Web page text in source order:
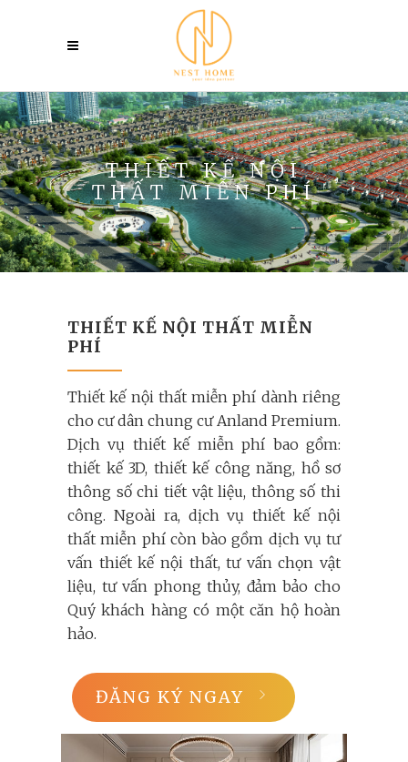
THIẾT KẾ NỘI
THẤT MIỄN PHÍ
THIẾT KẾ NỘI THẤT MIỄN
PHÍ
Thiết kế nội thất miễn phí dành riêng
cho cư dân chung cư Anland Premium.
Dịch vụ thiết kế miễn phí bao gồm:
thiết kế 3D, thiết kế công năng, hồ sơ
thông số chi tiết vật liệu, thông số thi
công. Ngoài ra, dịch vụ thiết kế nội
thất miễn phí còn bào gồm dịch vụ tư
vấn thiết kế nội thất, tư vấn chọn vật
liệu, tư vấn phong thủy, đảm bảo cho
Quý khách hàng có một căn hộ hoàn
hảo.
ĐĂNG KÝ NGAY